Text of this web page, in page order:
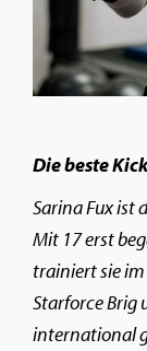
Die beste
Sarina Fux ist
Mit 17 erst
trainiert sie
Starforce Brig
international